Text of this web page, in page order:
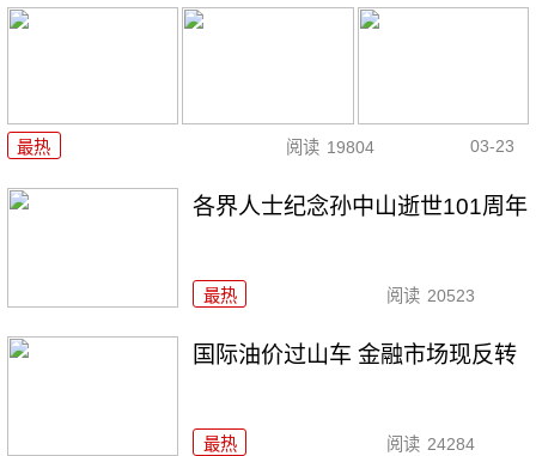
最热 阅读 19804 03-23
各界人士纪念孙中山逝世101周年
最热 阅读 20523
国际油价过山车 金融市场现反转
最热 阅读 24284